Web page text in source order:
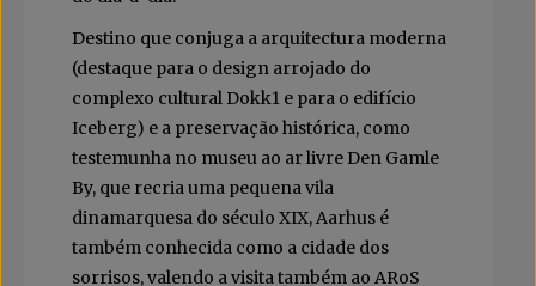
Destino que conjuga a arquitectura moderna
(destaque para o design arrojado do
complexo cultural Dokk1 e para o edifício
Iceberg) e a preservação histórica, como
testemunha no museu ao ar livre Den Gamle
By, que recria uma pequena vila
dinamarquesa do século XIX, Aarhus é
também conhecida como a cidade dos
sorrisos, valendo a visita também ao ARoS